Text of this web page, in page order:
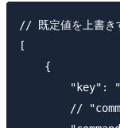
// 既定値を上書き
[
    {
"key":
//